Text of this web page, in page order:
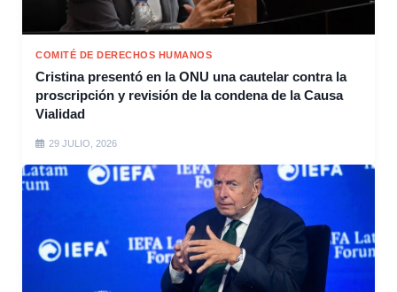
COMITÉ DE DERECHOS HUMANOS
Cristina presentó en la ONU una cautelar contra la
proscripción y revisión de la condena de la Causa
Vialidad
29 JULIO, 2026